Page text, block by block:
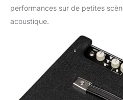
performances sur de petites
acoustique.